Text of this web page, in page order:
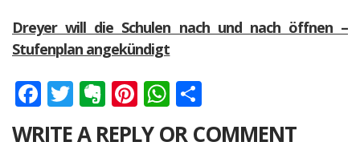
Dreyer will die Schulen nach und nach öffnen –
Stufenplan angekündigt
Facebook
Twitter
Evernote
Pinterest
WhatsApp
WRITE A REPLY OR COMMENT